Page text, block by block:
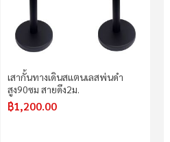
เสากั้นทางเดินสแตนเลสพ่นดำ
สูง90ซม สายดึง2ม.
฿1,200.00